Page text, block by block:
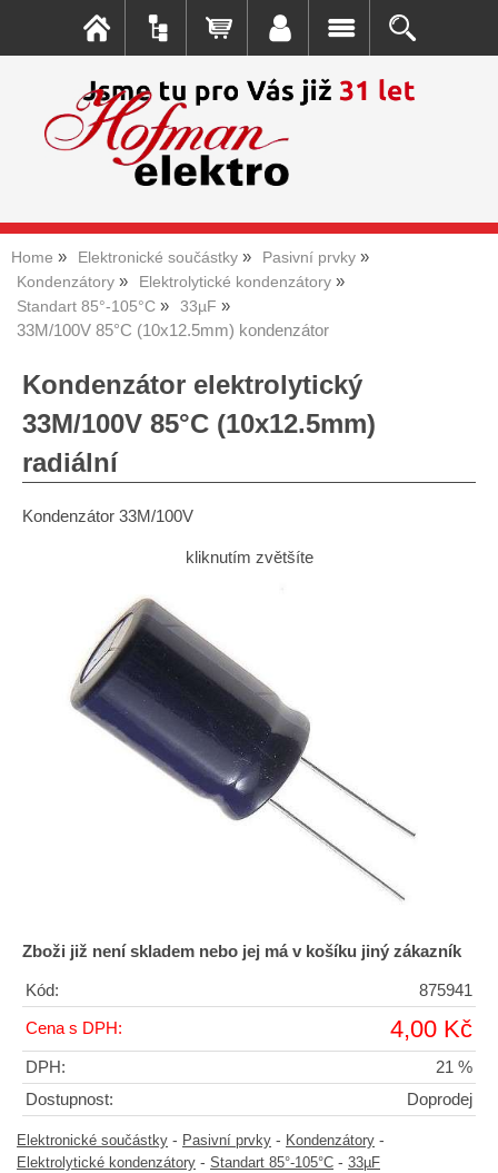
Home Elektronické součástky
Pasivní prvky
Kondenzátory
Elektrolytické kondenzátory
Standart 85°-105°C
33µF
33M/100V 85°C (10x12.5mm) kondenzátor
Kondenzátor elektrolytický
33M/100V 85°C (10x12.5mm)
radiální
Kondenzátor 33M/100V
kliknutím zvětšíte
Zboži již není skladem nebo jej má v košíku jiný zákazník
Kód: 875941
Cena s DPH: 4,00 Kč
DPH:
21 %
Dostupnost:
Doprodej
Elektronické součástky - Pasivní prvky - Kondenzátory -
Elektrolytické kondenzátory - Standart 85°-105°C - 33µF